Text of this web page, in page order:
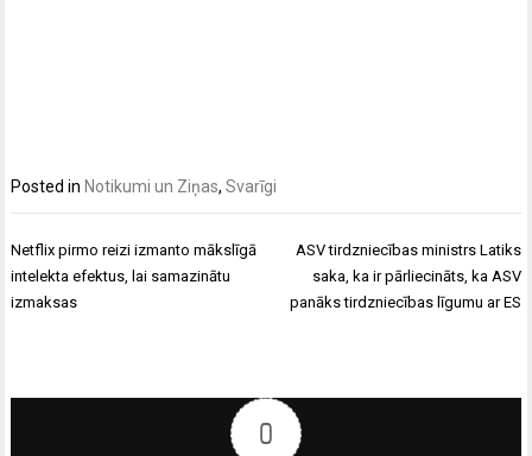
Posted in Notikumi un Ziņas,Svarīgi
Ziņu
izvēlne
Netflix pirmo reizi izmanto mākslīgā
intelekta efektus, lai samazinātu
izmaksas
ASV tirdzniecības ministrs Latiks
saka, ka ir pārliecināts, ka ASV
panāks tirdzniecības līgumu ar ES
0